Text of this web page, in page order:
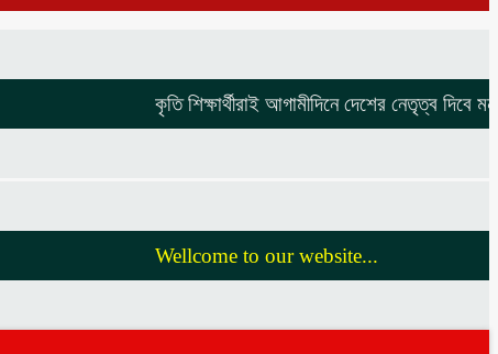
কৃতি শিক্ষার্থীরাই আগামীদিনে দেশের নেতৃত্ব দিবে মনজুর
Wellcome to our website...